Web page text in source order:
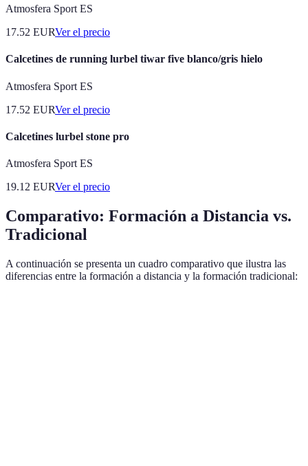
Atmosfera Sport ES
17.52 EURVer el precio
Calcetines de running lurbel tiwar five blanco/gris hielo
Atmosfera Sport ES
17.52 EURVer el precio
Calcetines lurbel stone pro
Atmosfera Sport ES
19.12 EURVer el precio
Comparativo: Formación a Distancia vs.
Tradicional
A continuación se presenta un cuadro comparativo que ilustra las
diferencias entre la formación a distancia y la formación tradicional: